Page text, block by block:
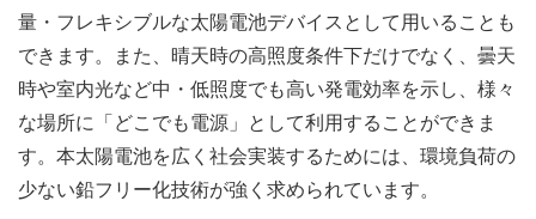
量・フレキシブルな太陽電池デバイスとして用いることも
できます。また、晴天時の高照度条件下だけでなく、曇天
時や室内光など中・低照度でも高い発電効率を示し、様々
な場所に「どこでも電源」として利用することができま
す。本太陽電池を広く社会実装するためには、環境負荷の
少ない鉛フリー化技術が強く求められています。